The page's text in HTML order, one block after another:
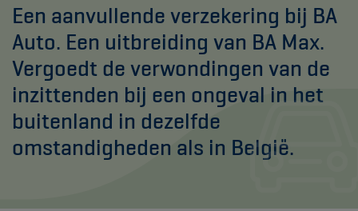
Een aanvullende verzekering bij BA
Auto. Een uitbreiding van BA Max.
Vergoedt de verwondingen van de
inzittenden bij een ongeval in het
buitenland in dezelfde
omstandigheden als in België.